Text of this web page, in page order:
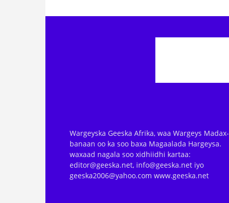
Wargeyska Geeska Afrika, waa Wargeys Madax-
banaan oo ka soo baxa Magaalada Hargeysa.
waxaad nagala soo xidhiidhi kartaa:
editor@geeska.net, info@geeska.net iyo
geeska2006@yahoo.com www.geeska.net